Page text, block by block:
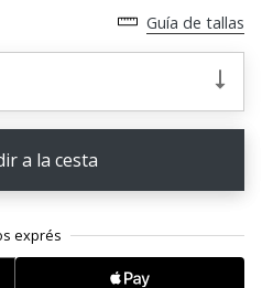
Guía de tallas
a la cesta